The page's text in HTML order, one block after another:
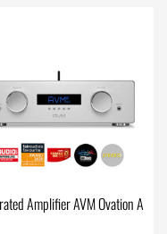
Amplifier AVM Ovation A